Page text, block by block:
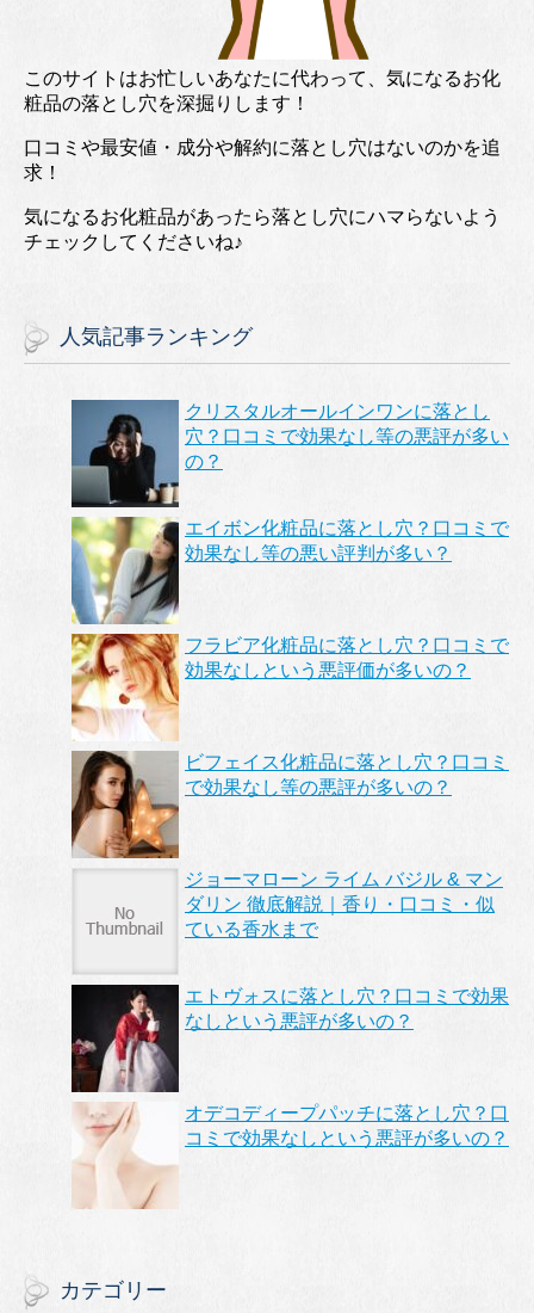
このサイトはお忙しいあなたに代わって、気になるお化
粧品の落とし穴を深掘りします！
口コミや最安値・成分や解約に落とし穴はないのかを追
求！
気になるお化粧品があったら落とし穴にハマらないよう
チェックしてくださいね♪
人気記事ランキング
クリスタルオールインワンに落とし
穴？口コミで効果なし等の悪評が多い
の？
エイボン化粧品に落とし穴？口コミで
効果なし等の悪い評判が多い？
フラビア化粧品に落とし穴？口コミで
効果なしという悪評価が多いの？
ビフェイス化粧品に落とし穴？口コミ
で効果なし等の悪評が多いの？
ジョーマローン ライム バジル & マン
ダリン 徹底解説｜香り・口コミ・似
ている香水まで
エトヴォスに落とし穴？口コミで効果
なしという悪評が多いの？
オデコディープパッチに落とし穴？口
コミで効果なしという悪評が多いの？
カテゴリー